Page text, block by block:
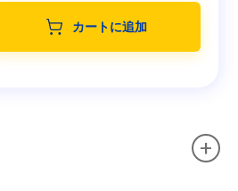
カートに追加
+